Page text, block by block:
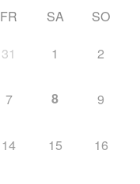
FR SA SO
31 1 2
7 8 9
14 15 16